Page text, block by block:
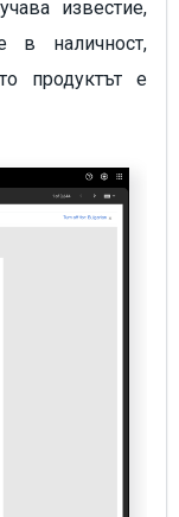
известие,
в наличност,
продуктът е